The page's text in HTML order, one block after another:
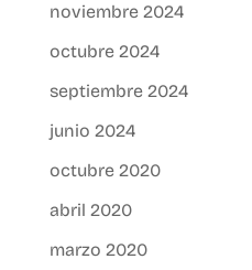
noviembre 2024
octubre 2024
septiembre 2024
junio 2024
octubre 2020
abril 2020
marzo 2020